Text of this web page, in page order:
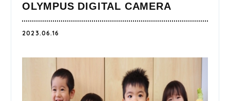
OLYMPUS DIGITAL CAMERA
2023.06.16